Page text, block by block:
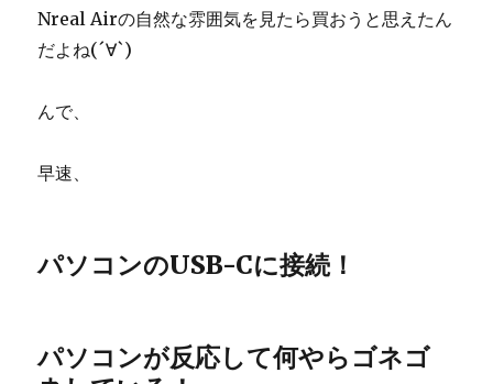
Nreal Airの自然な雰囲気を見たら買おうと思えたん
だよね(´∀`)
んで、
早速、
パソコンのUSB-Cに接続！
パソコンが反応して何やらゴネゴ